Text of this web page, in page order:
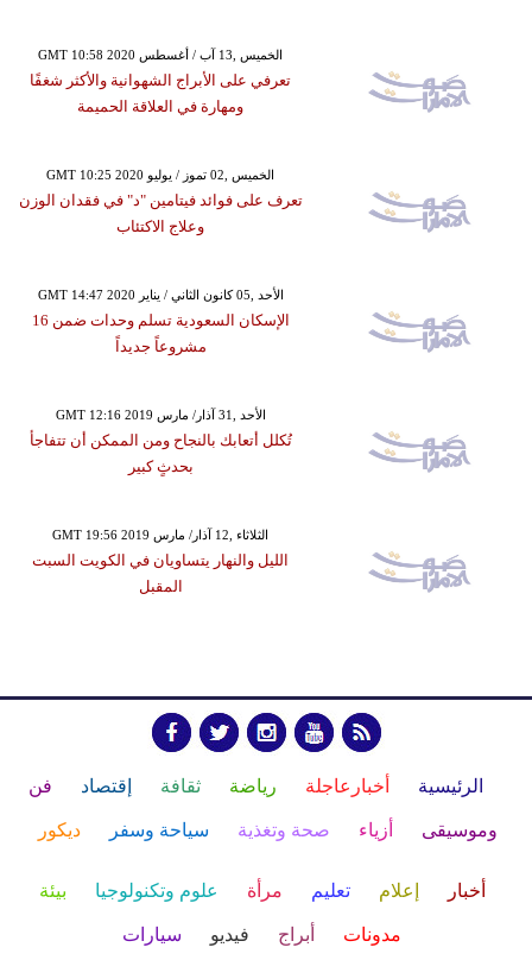
GMT 10:58 2020 الخميس ,13 آب / أغسطس
تعرفي على الأبراج الشهوانية والأكثر شغفًا
ومهارة في العلاقة الحميمة
GMT 10:25 2020 الخميس ,02 تموز / يوليو
تعرف على فوائد فيتامين "د" في فقدان الوزن
وعلاج الاكتئاب
GMT 14:47 2020 الأحد ,05 كانون الثاني / يناير
الإسكان السعودية تسلم وحدات ضمن 16
مشروعاً جديداً
GMT 12:16 2019 الأحد ,31 آذار/ مارس
تُكلل أتعابك بالنجاح ومن الممكن أن تتفاجأ
بحدثٍ كبير
GMT 19:56 2019 الثلاثاء ,12 آذار/ مارس
الليل والنهار يتساويان في الكويت السبت
المقبل
الرئيسية أخبارعاجلة رياضة ثقافة إقتصاد فن
وموسيقى أزياء صحة وتغذية سياحة وسفر ديكور
أخبار إعلام تعليم مرأة علوم وتكنولوجيا بيئة
مدونات أبراج فيديو سيارات